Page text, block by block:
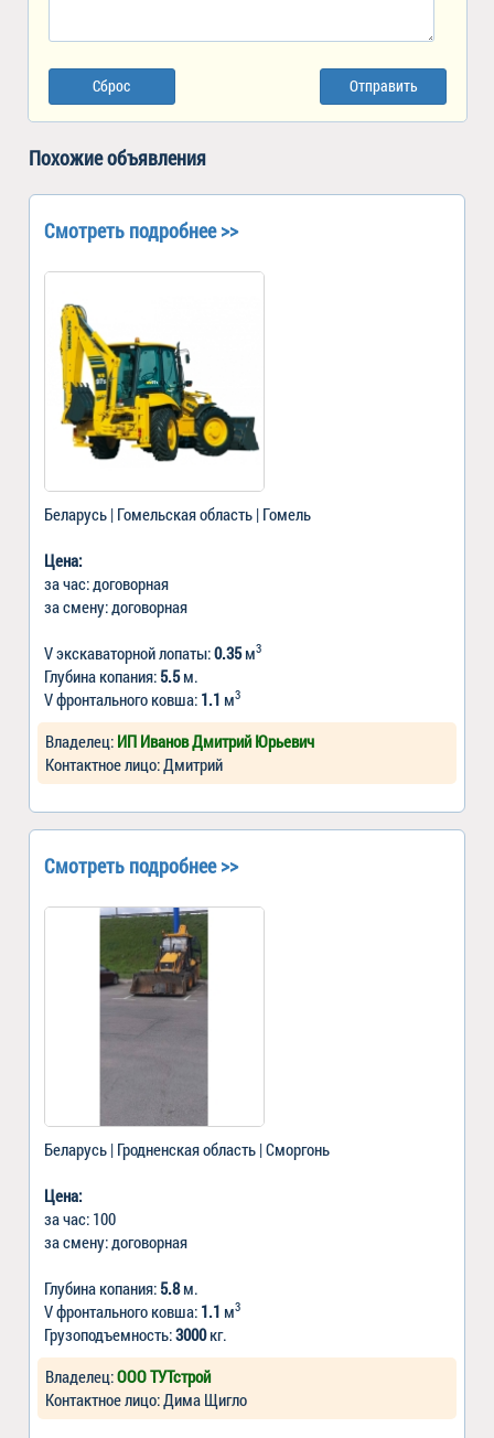
Сброс Отправить
Похожие объявления
Смотреть подробнее >>
Беларусь | Гомельская область | Гомель
Цена:
за час: договорная
за смену: договорная
V экскаваторной лопаты:0.35м3
Глубина копания: 5.5м.
V фронтального ковша: 1.1 м3
Владелец: ИП Иванов Дмитрий Юрьевич
Контактное лицо: Дмитрий
Смотреть подробнее >>
Беларусь | Гродненская область | Сморгонь
Цена:
за час: 100
за смену: договорная
Глубина копания: 5.8м.
V фронтального ковша: 1.1 м3
Грузоподъемность:3000кг.
Владелец:ООО ТУТстрой
Контактное лицо: Дима Щигло